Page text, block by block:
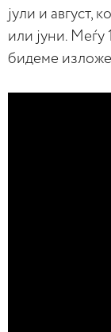
јули и август,
или јуни. Меѓу
бидеме